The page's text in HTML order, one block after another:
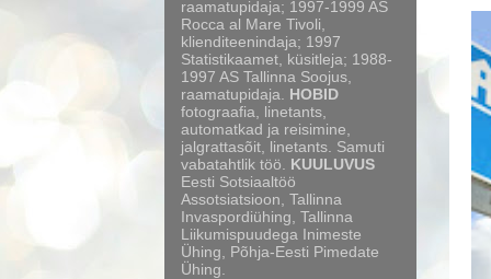
raamatupidaja; 1997-1999 AS
Rocca al Mare Tivoli,
klienditeenindaja; 1997
Statistikaamet, küsitleja; 1988-
1997 AS Tallinna Soojus,
raamatupidaja. HOBID
fotograafia, linetants,
automatkad ja reisimine,
jalgrattasõit, linetants. Samuti
vabatahtlik töö. KUULUVUS
Eesti Sotsiaaltöö
Assotsiatsioon, Tallinna
Invaspordiühing, Tallinna
Liikumispuudega Inimeste
Ühing, Põhja-Eesti Pimedate
Ühing.